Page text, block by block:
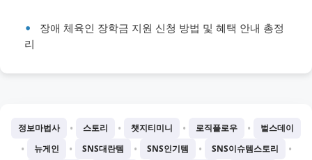
장애 체육인 장학금 지원 신청 방법 및 혜택 안내 총정
리
정보마법사 • 스토리 • 챗지티미니 • 로직플로우 • 벌스데이
• 뉴게인 • SNS대란템 • SNS인기템 • SNS이슈템스토리 •